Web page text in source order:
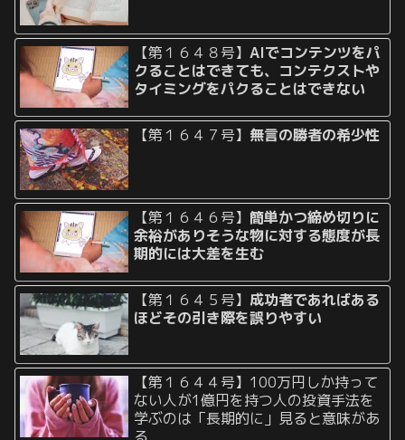
【第１６４８号】AIでコンテンツをパ
クることはできても、コンテクストや
タイミングをパクることはできない
【第１６４７号】 無言の勝者の希少性
【第１６４６号】簡単かつ締め切りに
余裕がありそうな物に対する態度が長
期的には大差を生む
【第１６４５号】成功者であればある
ほどその引き際を誤りやすい
【第１６４４号】100万円しか持って
ない人が1億円を持つ人の投資手法を
学ぶのは「長期的に」見ると意味があ
る